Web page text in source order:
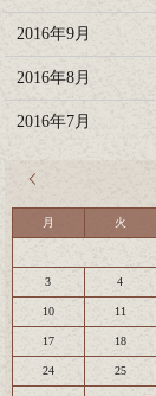
2016年9月
2016年8月
2016年7月
月 火
3 4
10 11
17 18
24 25